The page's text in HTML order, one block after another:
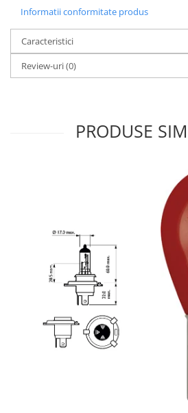
Informatii conformitate produs
Caracteristici
Review-uri(0)
PRODUSE